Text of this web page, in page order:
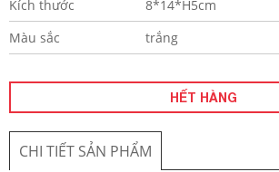
Kích thước
8*14*H5cm
Màu sắc
trắng
HẾT HÀNG
CHI TIẾT SẢN PHẨM